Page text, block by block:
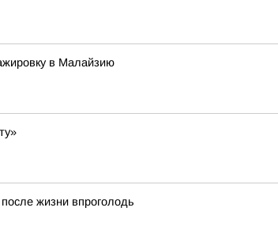
в Малайзию
жизни впроголодь